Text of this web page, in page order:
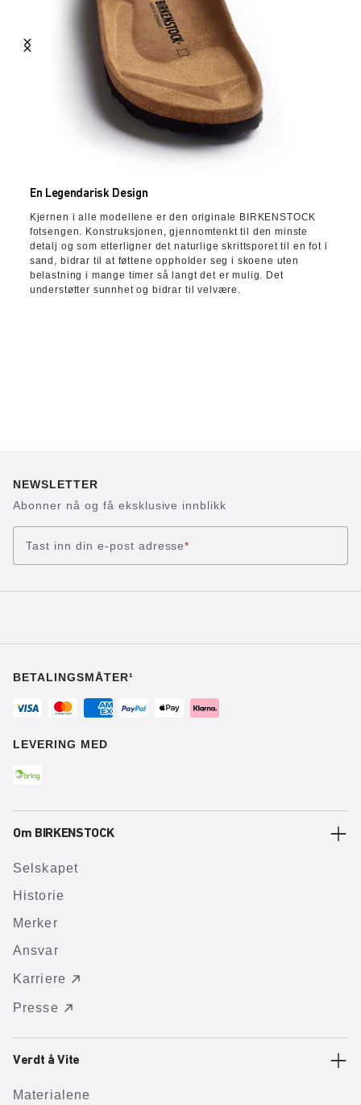
En Legendarisk Design
Kjernen i alle modellene er den originale BIRKENSTOCK
fotsengen. Konstruksjonen, gjennomtenkt til den minste
detalj og som etterligner det naturlige skrittsporet til en fot i
sand, bidrar til at føttene oppholder seg i skoene uten
belastning i mange timer så langt det er mulig. Det
understøtter sunnhet og bidrar til velvære.
NEWSLETTER
Abonner nå og få eksklusive innblikk
Tast inn din e-post adresse*
BETALINGSMÅTER¹
LEVERING MED
Om BIRKENSTOCK
Selskapet
Historie
Merker
Ansvar
Karriere
Presse
Verdt å Vite
Materialene